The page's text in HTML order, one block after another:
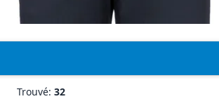
Trouvé: 32